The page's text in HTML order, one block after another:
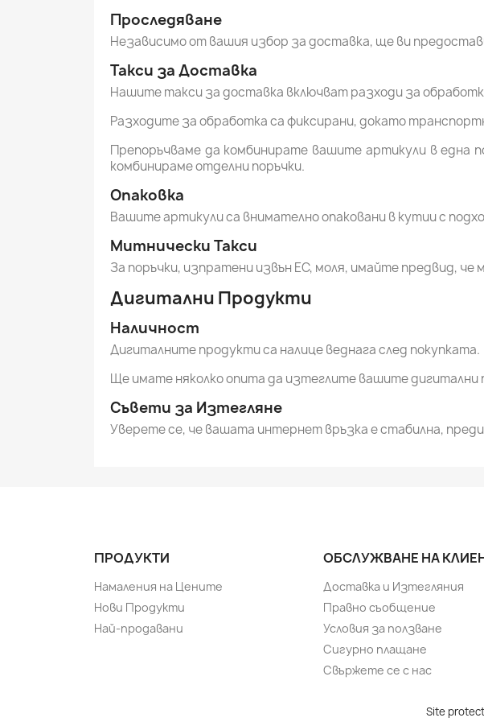
Проследяване
Независимо от вашия избор за доставка, ще ви
Такси за Доставка
Нашите такси за доставка включват разходи за
Разходите за обработка са фиксирани, докато
Препоръчваме да комбинирате вашите артикули в една
комбинираме отделни поръчки.
Опаковка
Вашите артикули са внимателно опаковани в кутии с
Митнически Такси
За поръчки, изпратени извън ЕС, моля, имайте предвид,
Дигитални Продукти
Наличност
Дигиталните продукти са налице веднага след покупката.
Ще имате няколко опита да изтеглите вашите дигитални
Съвети за Изтегляне
Уверете се, че вашата интернет връзка е стабилна,
ПРОДУКТИ
Намаления на Цените
Нови Продукти
Най-продавани
ОБСЛУЖВАНЕ НА
Доставка и Изтегляния
Правно съобщение
Условия за ползване
Сигурно плащане
Свържете се с нас
Site